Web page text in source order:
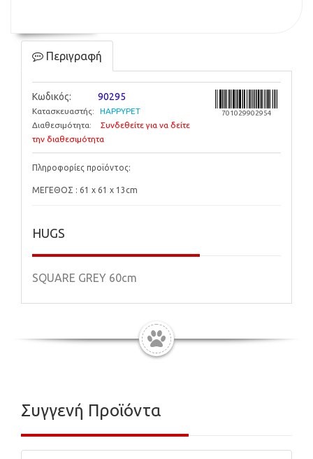
Περιγραφή
Κωδικός: 90295
Κατασκευαστής:
HAPPYPET
Διαθεσιμότητα:
Συνδεθείτε για να δείτε
την διαθεσιμότητα
701029902954
Πληροφορίες προϊόντος:
ΜΕΓΕΘΟΣ : 61 x 61 x 13cm
HUGS
SQUARE GREY 60cm
Συγγενή Προϊόντα